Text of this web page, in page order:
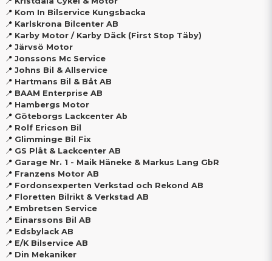
📍 Kom In Bilservice Kungsbacka
📍 Karlskrona Bilcenter AB
📍 Karby Motor / Karby Däck (First Stop Täby)
📍 Järvsö Motor
📍 Jonssons Mc Service
📍 Johns Bil & Allservice
📍 Hartmans Bil & Båt AB
📍 BAAM Enterprise AB
📍 Hambergs Motor
📍 Göteborgs Lackcenter Ab
📍 Rolf Ericson Bil
📍 Glimminge Bil Fix
📍 GS Plåt & Lackcenter AB
📍 Garage Nr. 1 - Maik Häneke & Markus Lang GbR
📍 Franzens Motor AB
📍 Fordonsexperten Verkstad och Rekond AB
📍 Floretten Bilrikt & Verkstad AB
📍 Embretsen Service
📍 Einarssons Bil AB
📍 Edsbylack AB
📍 E/K Bilservice AB
📍 Din Mekaniker